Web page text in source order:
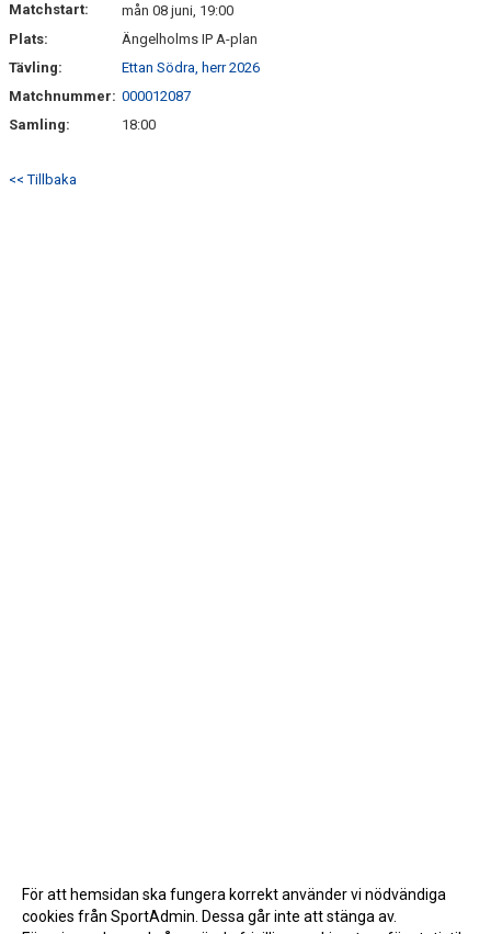
Matchstart:
mån 08 juni, 19:00
Plats:
Ängelholms IP A-plan
Tävling:
Ettan Södra, herr 2026
Matchnummer: 000012087
Samling:
18:00
<< Tillbaka
För att hemsidan ska fungera korrekt använder vi nödvändiga
cookies från SportAdmin. Dessa går inte att stänga av.